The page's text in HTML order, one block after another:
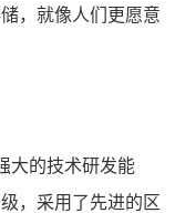
，就像人们更愿意
大的技术研发能
，采用了先进的区